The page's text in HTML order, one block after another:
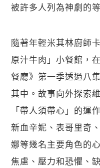
被許多人列為神劇的
隨著年輕米其林廚師
原汁牛肉」小餐館，
餐廳》第一季透過八
其中。故事向外探索
「帶人須帶心」的運
新血辛妮、表哥里奇
娜等幾名主要角色的
焦慮、壓力和恐懼、